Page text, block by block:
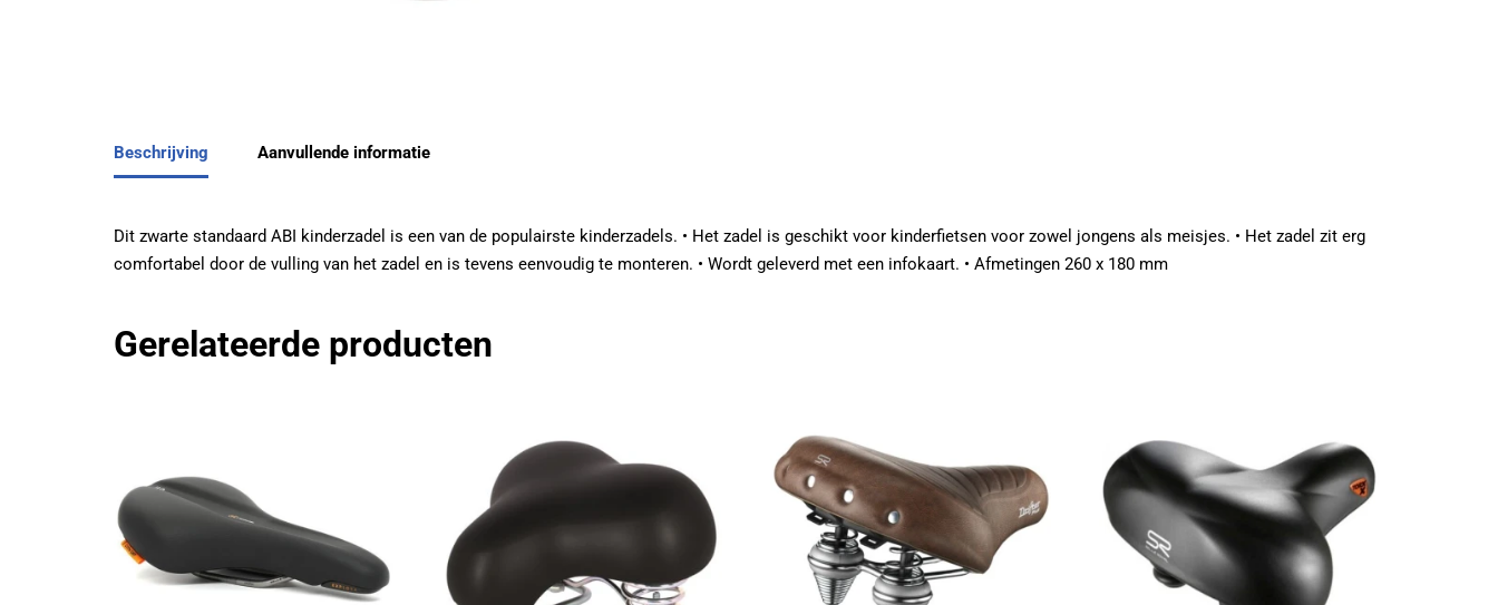
Beschrijving Aanvullende informatie
Dit zwarte standaard ABI kinderzadel is een van de populairste kinderzadels. • Het zadel is geschikt voor kinderfietsen voor zowel jongens als meisjes. • Het zadel zit erg
comfortabel door de vulling van het zadel en is tevens eenvoudig te monteren. • Wordt geleverd met een infokaart. • Afmetingen 260 x 180 mm
Gerelateerde producten